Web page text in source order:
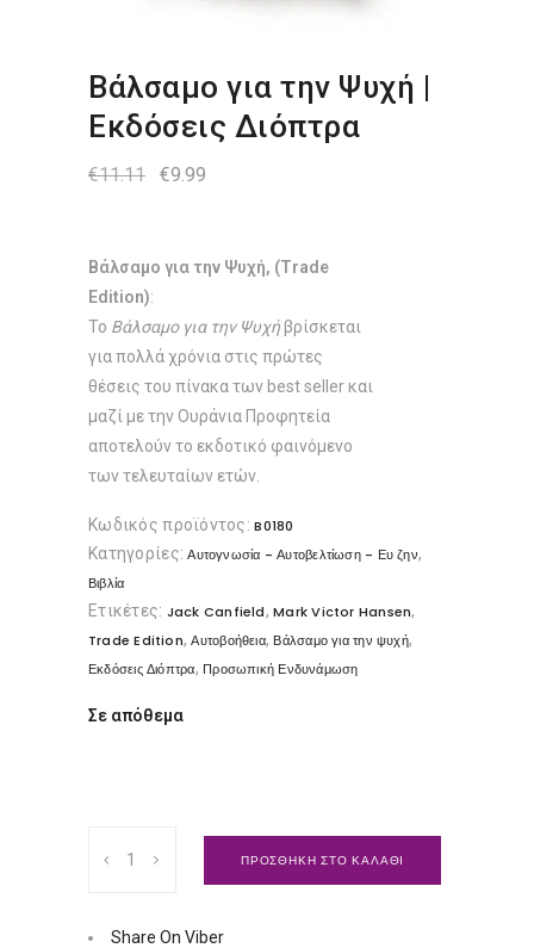
Βάλσαμο για την Ψυχή |
Εκδόσεις Διόπτρα
€11.11
Original
€9.99
Βάλσαμο για την Ψυχή, (Trade
Edition):
Το Βάλσαμο για την Ψυχήβρίσκεται
για πολλά χρόνια στις πρώτες
θέσεις του πίνακα των best seller και
μαζί με την Ουράνια Προφητεία
αποτελούν το εκδοτικό φαινόμενο
των τελευταίων ετών.
Κωδικός προϊόντος:B0180
Κατηγορίες:Αυτογνωσία - Αυτοβελτίωση - Ευ ζην,
Βιβλία
Ετικέτες: Jack Canfield,Mark Victor Hansen,
Trade Edition,Αυτοβοήθεια, Βάλσαμο για την ψυχή,
Εκδόσεις Διόπτρα, Προσωπική Ενδυνάμωση
Σε απόθεμα
για
Ψυχή
ΠΡΟΣΘΗΚΗ ΣΤΟ ΚΑΛΑΘΙ
Share On Viber